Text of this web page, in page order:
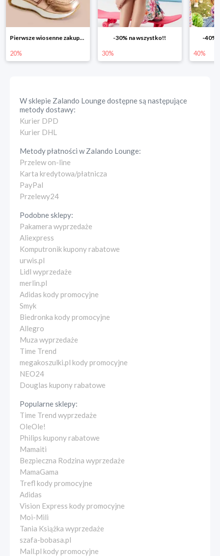
Pierwsze wiosenne zakupy -20%
20%
-30% na wszystko!!
30%
-40%
40%
W sklepie Zalando Loungedostępne są następujące
metody dostawy:
Kurier DPD
Kurier DHL
Metody płatności wZalando Lounge:
Przelew on-line
Karta kredytowa/płatnicza
PayPal
Przelewy24
Podobne sklepy:
Pakamera wyprzedaże
Aliexpress
Komputronik kupony rabatowe
urwis.pl
Lidl wyprzedaże
merlin.pl
Adidas kody promocyjne
Smyk
Biedronka kody promocyjne
Allegro
Muza wyprzedaże
Time Trend
megakoszulki.pl kody promocyjne
NEO24
Douglas kupony rabatowe
Popularne sklepy:
Time Trend wyprzedaże
OleOle!
Philips kupony rabatowe
Mamaiti
Bezpieczna Rodzina wyprzedaże
MamaGama
Trefl kody promocyjne
Adidas
Vision Express kody promocyjne
Moi-Mili
Tania Książka wyprzedaże
szafa-bobasa.pl
Mall.pl kody promocyjne